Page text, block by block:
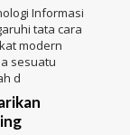
Informasi
tata cara
modern
sesuatu
d